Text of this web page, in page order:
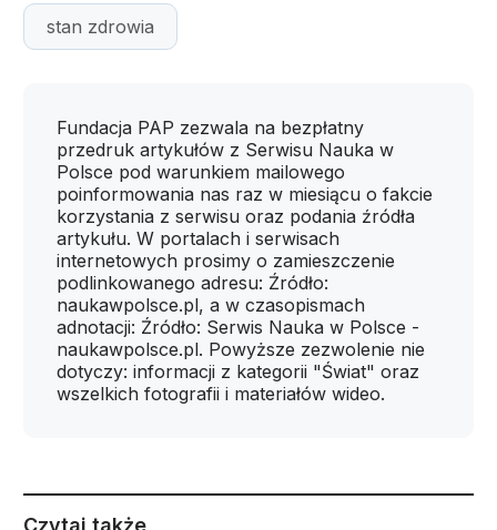
stan zdrowia
Fundacja PAP zezwala na bezpłatny
przedruk artykułów z Serwisu Nauka w
Polsce pod warunkiem mailowego
poinformowania nas raz w miesiącu o fakcie
korzystania z serwisu oraz podania źródła
artykułu. W portalach i serwisach
internetowych prosimy o zamieszczenie
podlinkowanego adresu: Źródło:
naukawpolsce.pl, a w czasopismach
adnotacji: Źródło: Serwis Nauka w Polsce -
naukawpolsce.pl. Powyższe zezwolenie nie
dotyczy: informacji z kategorii "Świat" oraz
wszelkich fotografii i materiałów wideo.
Czytaj także